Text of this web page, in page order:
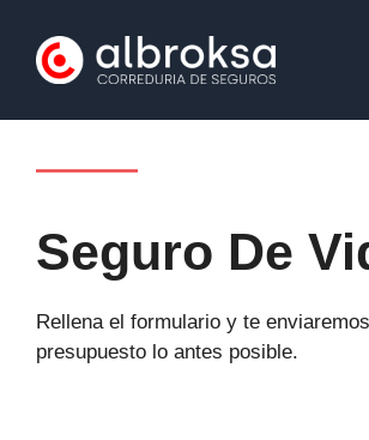
contenido
Seguro De
Rellena el formulario y te
presupuesto lo antes posible.